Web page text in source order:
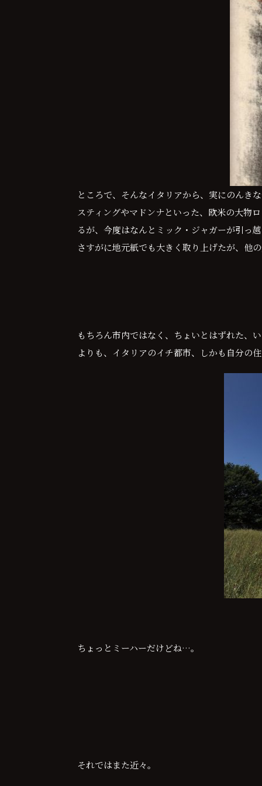
ところで、そんなイタリアから、実にのんき
スティングやマドンナといった、欧米の大物
るが、今度はなんとミック・ジャガーが引っ
さすがに地元紙でも大きく取り上げたが、他
もちろん市内ではなく、ちょいとはずれた、
よりも、イタリアのイチ都市、しかも自分の
ちょっとミーハーだけどね…。
それではまた近々。